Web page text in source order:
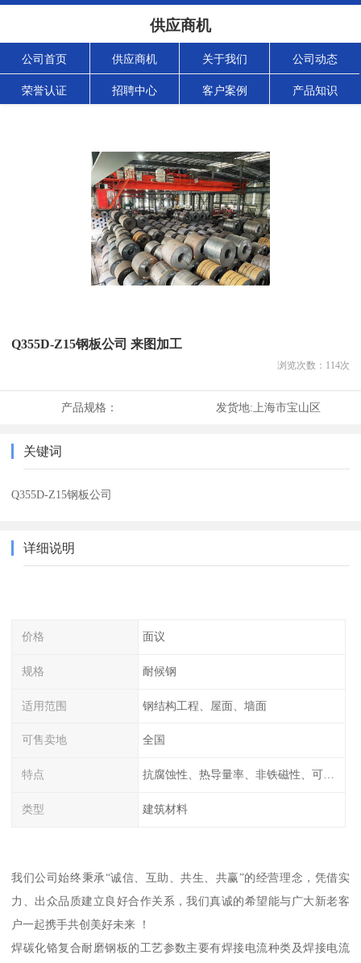
供应商机
公司首页 供应商机 关于我们 公司动态
荣誉认证 招聘中心 客户案例 产品知识
Q355D-Z15钢板公司 来图加工
浏览次数： 114次
产品规格： 发货地: 上海市宝山区
关键词
Q355D-Z15钢板公司
详细说明
价格 面议
规格 耐候钢
适用范围 钢结构工程、屋面、墙面
可售卖地 全国
特点 抗腐蚀性、热导量率、非铁磁性、可加工性、可成形性、回收性
类型 建筑材料
我们公司始终秉承“诚信、互助、共生、共赢”的经营理念，凭借实
力、出众品质建立良好合作关系，我们真诚的希望能与广大新老客
户一起携手共创美好未来 ！
焊碳化铬复合耐磨钢板的工艺参数主要有焊接电流种类及焊接电流